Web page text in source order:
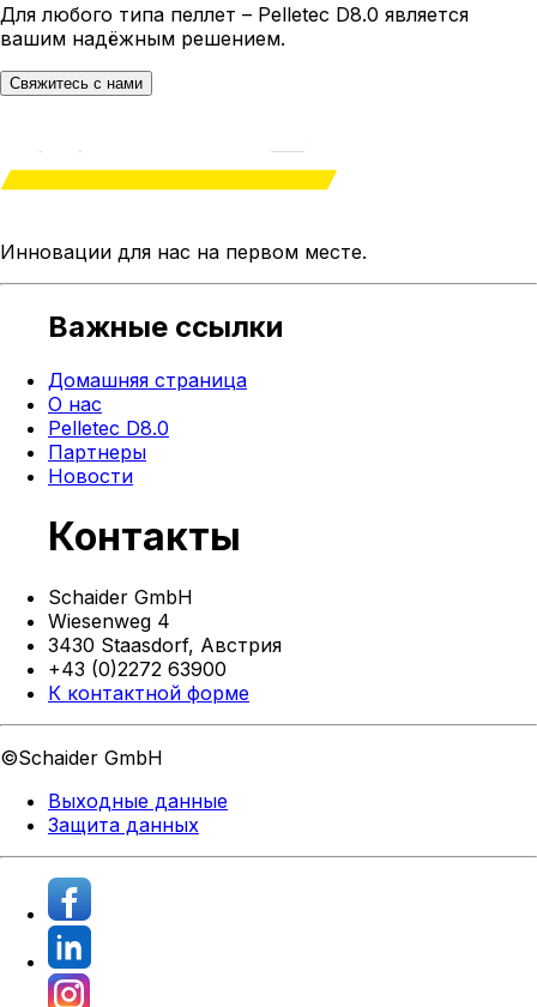
Для любого типа пеллет – Pelletec D8.0 является
вашим надёжным решением.
Свяжитесь с нами
Инновации для нас на первом месте.
Важные ссылки
Домашняя страница
О нас
Pelletec D8.0
Партнеры
Новости
Контакты
Schaider GmbH
Wiesenweg 4
3430 Staasdorf, Австрия
+43 (0)2272 63900
К контактной форме
©Schaider GmbH
Выходные данные
Защита данных